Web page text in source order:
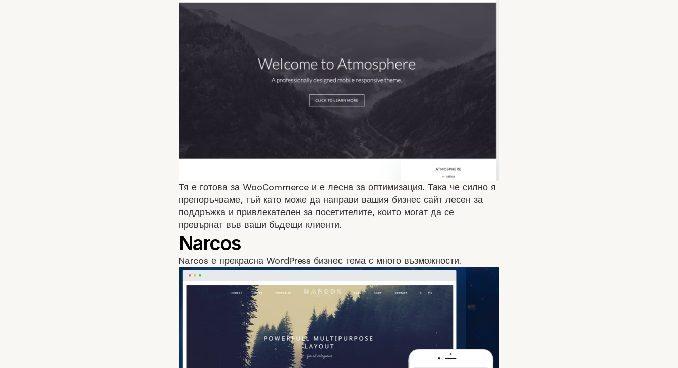
Тя е готова за WooCommerce и е лесна за оптимизация. Така че силно я
препоръчваме, тъй като може да направи вашия бизнес сайт лесен за
поддръжка и привлекателен за посетителите, които могат да се
превърнат във ваши бъдещи клиенти.
Narcos е прекрасна WordPress бизнес тема с много възможности.